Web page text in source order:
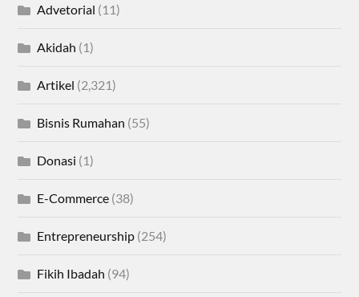
Advetorial (11)
Akidah (1)
Artikel (2,321)
Bisnis Rumahan (55)
Donasi (1)
E-Commerce (38)
Entrepreneurship (254)
Fikih Ibadah (94)